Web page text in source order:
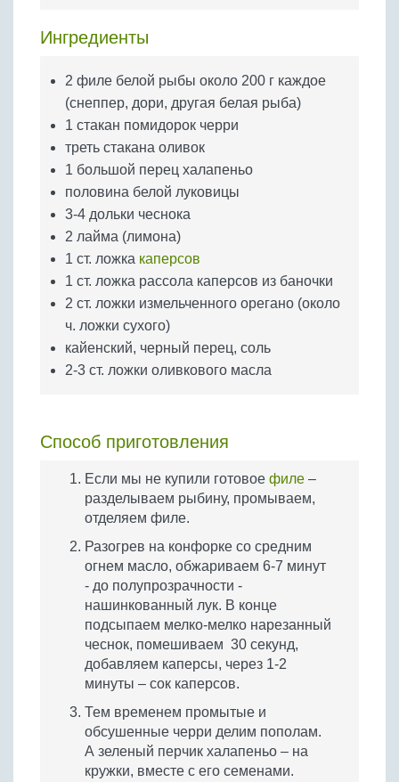
Яйца
Ингредиенты
2 филе белой рыбы около 200 г каждое
(снеппер, дори, другая белая рыба)
1 стакан помидорок черри
треть стакана оливок
1 большой перец халапеньо
половина белой луковицы
3-4 дольки чеснока
2 лайма (лимона)
1 ст. ложка каперсов
1 ст. ложка рассола каперсов из баночки
2 ст. ложки измельченного орегано (около
ч. ложки сухого)
кайенский, черный перец, соль
2-3 ст. ложки оливкового масла
Способ приготовления
Если мы не купили готовое филе –
разделываем рыбину, промываем,
отделяем филе.
Разогрев на конфорке со средним
огнем масло, обжариваем 6-7 минут
- до полупрозрачности -
нашинкованный лук. В конце
подсыпаем мелко-мелко нарезанный
чеснок, помешиваем 30 секунд,
добавляем каперсы, через 1-2
минуты – сок каперсов.
Тем временем промытые и
обсушенные черри делим пополам.
А зеленый перчик халапеньо – на
кружки, вместе с его семенами.